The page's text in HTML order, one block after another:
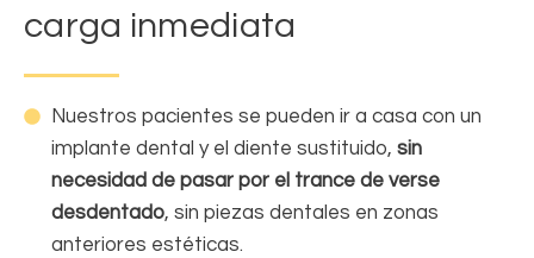
carga inmediata
Nuestros pacientes se pueden ir a casa con un
implante dental y el diente sustituido, sin
necesidad de pasar por el trance de verse
desdentado, sin piezas dentales en zonas
anteriores estéticas.